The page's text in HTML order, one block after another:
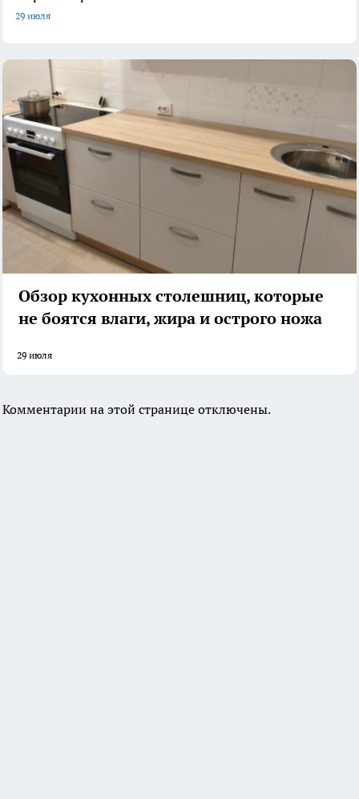
29 июля
Обзор кухонных столешниц, которые
не боятся влаги, жира и острого ножа
29 июля
Комментарии на этой странице отключены.